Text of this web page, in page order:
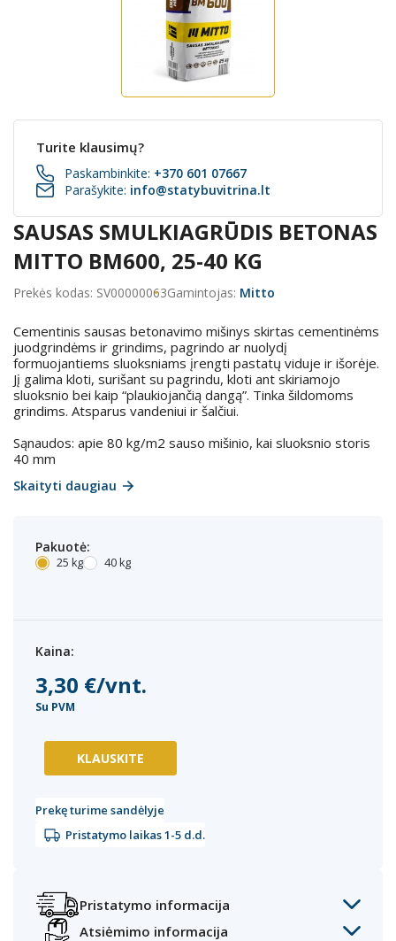
Turite klausimų?
Paskambinkite: +370 601 07667
Parašykite: info@statybuvitrina.lt
SAUSAS SMULKIAGRŪDIS BETONAS
MITTO BM600, 25-40 KG
Prekės kodas: SV00000063Gamintojas: Mitto
Cementinis sausas betonavimo mišinys skirtas cementinėms
juodgrindėms ir grindims, pagrindo ar nuolydį
formuojantiems sluoksniams įrengti pastatų viduje ir išorėje.
Jį galima kloti, surišant su pagrindu, kloti ant skiriamojo
sluoksnio bei kaip “plaukiojančią dangą”. Tinka šildomoms
grindims. Atsparus vandeniui ir šalčiui.
Sąnaudos: apie 80 kg/m2 sauso mišinio, kai sluoksnio storis
40 mm
Skaityti daugiau
Pakuotė:
25 kg 40 kg
Kaina:
3,30 €/vnt.
Su PVM
KLAUSKITE
Prekę turime sandėlyje
Pristatymo laikas 1-5 d.d.
Pristatymo informacija
Atsiėmimo informacija